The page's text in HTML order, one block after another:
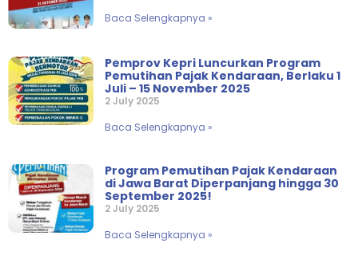
Baca Selengkapnya »
Pemprov Kepri Luncurkan Program
Pemutihan Pajak Kendaraan, Berlaku 1
Juli – 15 November 2025
2 July 2025
Baca Selengkapnya »
Program Pemutihan Pajak Kendaraan
di Jawa Barat Diperpanjang hingga 30
September 2025!
2 July 2025
Baca Selengkapnya »